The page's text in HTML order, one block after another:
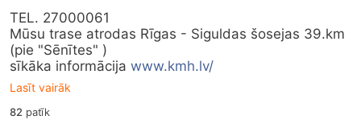
TEL. 27000061
Mūsu trase atrodas Rīgas - Siguldas šosejas 39.km
(pie "Sēnītes" )
sīkāka informācija www.kmh.lv/
Lasīt vairāk
82 patīk